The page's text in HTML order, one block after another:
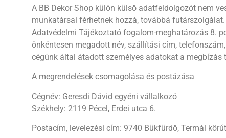
A BB Dekor Shop külön külső adatfeldolgozót nem
munkatársai férhetnek hozzá, továbbá
Adatvédelmi Tájékoztató fogalom-meghatározás 8.
önkéntesen megadott név, szállítási cím,
cégünk által átadott személyes adatokat a
A megrendelések csomagolása és postázása
Cégnév: Geresdi Dávid egyéni vállalkozó
Székhely: 2119 Pécel, Erdei utca 6.
Postacím, levelezési cím: 9740 Bükfürdő, Termál